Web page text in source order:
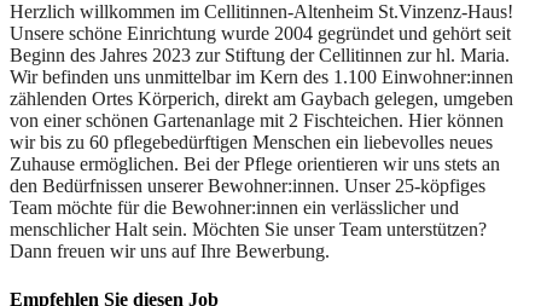
Herzlich willkommen im Cellitinnen-Altenheim St.Vinzenz-Haus!
Unsere schöne Einrichtung wurde 2004 gegründet und gehört seit
Beginn des Jahres 2023 zur Stiftung der Cellitinnen zur hl. Maria.
Wir befinden uns unmittelbar im Kern des 1.100 Einwohner:innen
zählenden Ortes Körperich, direkt am Gaybach gelegen, umgeben
von einer schönen Gartenanlage mit 2 Fischteichen. Hier können
wir bis zu 60 pflegebedürftigen Menschen ein liebevolles neues
Zuhause ermöglichen. Bei der Pflege orientieren wir uns stets an
den Bedürfnissen unserer Bewohner:innen. Unser 25-köpfiges
Team möchte für die Bewohner:innen ein verlässlicher und
menschlicher Halt sein. Möchten Sie unser Team unterstützen?
Dann freuen wir uns auf Ihre Bewerbung.
Empfehlen Sie diesen Job